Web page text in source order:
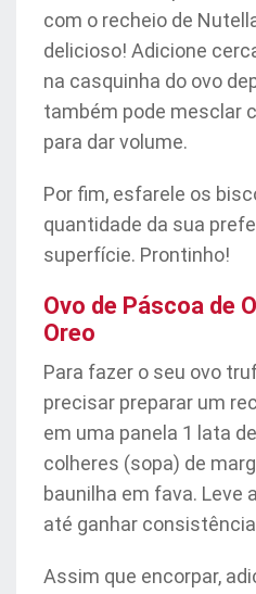
com o recheio de
delicioso! Adicione
na casquinha do ovo
também pode mesclar
para dar volume.
Por fim, esfarele os
quantidade da sua
superfície. Prontinho!
Ovo de Páscoa de
Oreo
Para fazer o seu ovo
precisar preparar um
em uma panela 1 lata
colheres (sopa) de
baunilha em fava. Leve
até ganhar
Assim que encorpar,